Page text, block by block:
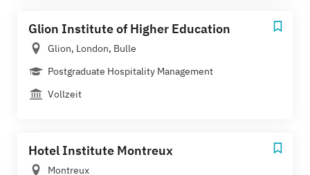
Glion Institute of Higher Education
Glion, London, Bulle
Postgraduate Hospitality Management
Vollzeit
Hotel Institute Montreux
Montreux